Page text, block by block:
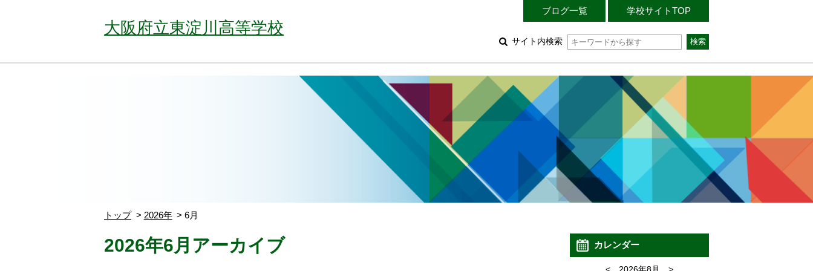
大阪府立東淀川高等学校
ブログ一覧 学校サイトTOP
サイト内検索
トップ 2026年 6月
2026年6月アーカイブ カレンダー